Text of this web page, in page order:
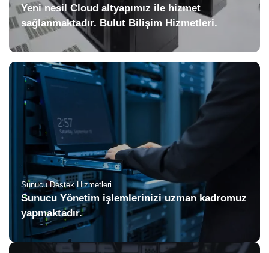
Yeni nesil Cloud altyapımız ile hizmet
sağlanmaktadır. Bulut Bilişim Hizmetleri.
Sunucu Destek Hizmetleri
Sunucu Yönetim işlemlerinizi uzman kadromuz
yapmaktadır.